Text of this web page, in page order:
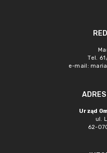
Tel.
e-mail:
ADRES
Urząd
ul.
62-